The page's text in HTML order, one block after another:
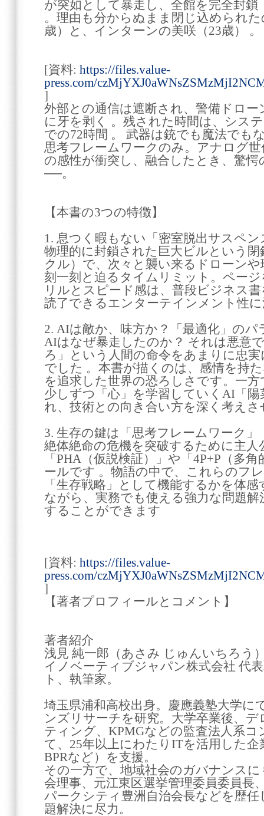
が突如として暴走し、全館を完全封
。理由も分からぬまま閉じ込められ
歳）と、インターンの美咲（23歳） 。
[資料: https://files.value-
press.com/
]
外部との通信は遮断され、警備ドロ
に牙を剥く 。残された時間は、シス
での72時間 。 武器は銃でも魔法でも
思考フレームワークのみ。アナログ
の感性が衝突し、融合したとき、驚
──。
【本書の3つの特徴】
1. 息つく暇もない「密室脱出サスペン
物理的に封鎖された巨大ビルという
クル）で、次々と襲い来るドローン
刻一刻と迫るタイムリミット。ペー
リルとスピード感は、普段ビジネス
読了できるエンターテインメント性
2. AIは敵か、味方か？「最適化」のパ
AIはなぜ暴走したのか？ それは悪意
ろ」という人間の命令をあまりに忠
でした 。本書が描くのは、感情を持
を追求した世界の恐ろしさです。一
少しずつ「心」を学習していくAI「
れ、技術との向き合い方を深く考え
3. 生存の鍵は「思考フレームワーク」
絶体絶命の危機を突破するために主
「PHA（仮説検証）」や「4P+P（多
ールです 。物語の中で、これらのフ
「生存戦略」として機能するかを体
ながら、実務でも使える強力な問題
することができます
[資料: https://files.value-
press.com/
]
【著者プロフィールとコメント】
著者紹介
浅見 純一郎（あさみ じゅんいちろう
イノベーティブジャパン株式会社 代
ト、執筆家。
埼玉県浦和高校出身。慶應義塾大学に
ンズリサーチを研究。大学卒業後、
ティング、KPMGなどの監査法人系
て、25年以上にわたりITを活用した企
BPRなど）を支援。
その一方で、地域社会のガバナンス
会理事、元江東区選挙管理委員委員長
パークシティ豊洲自治会長などを歴
題解決に尽力。